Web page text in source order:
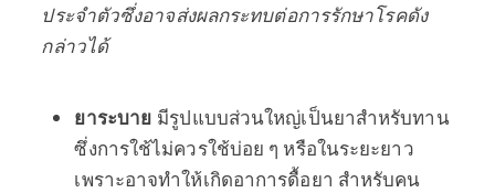
ประจำตัวซึ่งอาจส่งผลกระทบต่อการรักษาโรคดัง
กล่าวได้
ยาระบาย มีรูปแบบส่วนใหญ่เป็นยาสำหรับทาน
ซึ่งการใช้ไม่ควรใช้บ่อย ๆ หรือในระยะยาว
เพราะอาจทำให้เกิดอาการดื้อยา สำหรับคน